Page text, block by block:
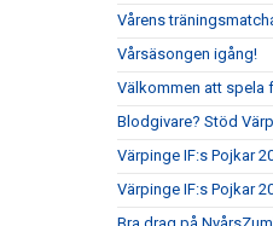
Vårens
Vårsäsongen igång!
Välkommen att spela
Blodgivare? Stöd
Värpinge IF:s Pojkar
Värpinge IF:s Pojkar